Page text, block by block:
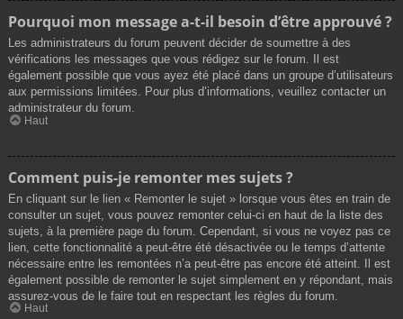
Pourquoi mon message a-t-il besoin d’être approuvé ?
Les administrateurs du forum peuvent décider de soumettre à des
vérifications les messages que vous rédigez sur le forum. Il est
également possible que vous ayez été placé dans un groupe d’utilisateurs
aux permissions limitées. Pour plus d’informations, veuillez contacter un
administrateur du forum.
Haut
Comment puis-je remonter mes sujets ?
En cliquant sur le lien « Remonter le sujet » lorsque vous êtes en train de
consulter un sujet, vous pouvez remonter celui-ci en haut de la liste des
sujets, à la première page du forum. Cependant, si vous ne voyez pas ce
lien, cette fonctionnalité a peut-être été désactivée ou le temps d’attente
nécessaire entre les remontées n’a peut-être pas encore été atteint. Il est
également possible de remonter le sujet simplement en y répondant, mais
assurez-vous de le faire tout en respectant les règles du forum.
Haut